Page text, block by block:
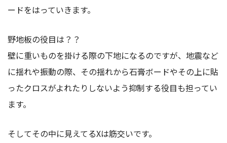
ードをはっていきます。
野地板の役目は？？
壁に重いものを掛ける際の下地になるのですが、地震など
に揺れや振動の際、その揺れから石膏ボードやその上に貼
ったクロスがよれたりしないよう抑制する役目も担ってい
ます。
そしてその中に見えてるXは筋交いです。